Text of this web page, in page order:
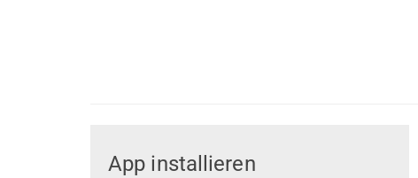
App installieren